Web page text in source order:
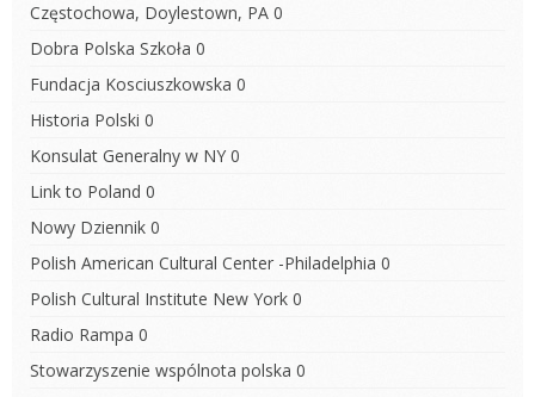
Częstochowa, Doylestown, PA 0
Dobra Polska Szkoła 0
Fundacja Kosciuszkowska 0
Historia Polski 0
Konsulat Generalny w NY 0
Link to Poland 0
Nowy Dziennik 0
Polish American Cultural Center -Philadelphia 0
Polish Cultural Institute New York 0
Radio Rampa 0
Stowarzyszenie wspólnota polska 0